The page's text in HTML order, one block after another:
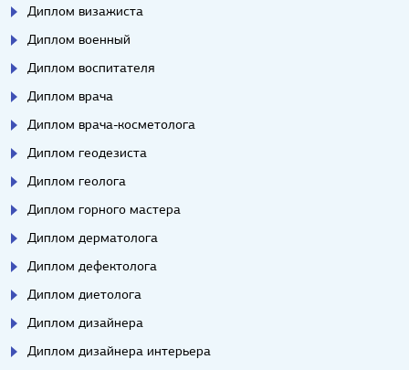
Диплом визажиста
Диплом военный
Диплом воспитателя
Диплом врача
Диплом врача-косметолога
Диплом геодезиста
Диплом геолога
Диплом горного мастера
Диплом дерматолога
Диплом дефектолога
Диплом диетолога
Диплом дизайнера
Диплом дизайнера интерьера